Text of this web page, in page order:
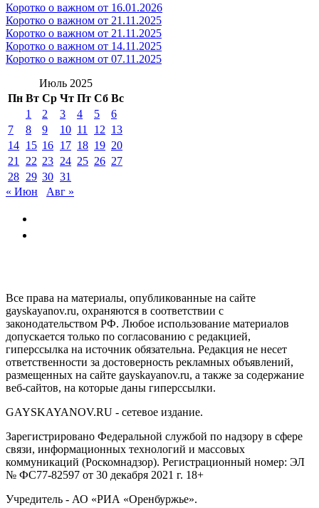
Коротко о важном от 16.01.2026
Коротко о важном от 21.11.2025
Коротко о важном от 21.11.2025
Коротко о важном от 14.11.2025
Коротко о важном от 07.11.2025
Июль 2025
Пн Вт Ср Чт Пт Сб Вс
1
2 3 4 5
6
7
8 9 10 11 12 13
14 15 16 17 18 19 20
21
22 23 24 25 26 27
28 29 30 31
« Июн
Авг »
Все права на материалы, опубликованные на сайте
gayskayanov.ru, охраняются в соответствии с
законодательством РФ. Любое использование материалов
допускается только по согласованию с редакцией,
гиперссылка на источник обязательна. Редакция не несет
ответственности за достоверность рекламных объявлений,
размещенных на сайте gayskayanov.ru, а также за содержание
веб-сайтов, на которые даны гиперссылки.
GAYSKAYANOV.RU - сетевое издание.
Зарегистрировано Федеральной службой по надзору в сфере
связи, информационных технологий и массовых
коммуникаций (Роскомнадзор). Регистрационный номер: ЭЛ
№ ФС77-82597 от 30 декабря 2021 г. 18+
Учредитель - АО «РИА «Оренбуржье».